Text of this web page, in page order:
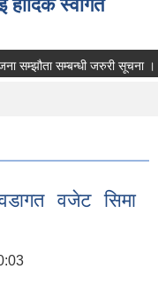
स्वागत
सम्बन्धी जरुरी सूचना ।
वडागत वजेट सिमा